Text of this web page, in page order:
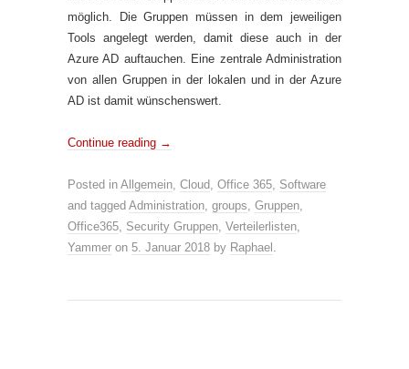
möglich. Die Gruppen müssen in dem jeweiligen
Tools angelegt werden, damit diese auch in der
Azure AD auftauchen. Eine zentrale Administration
von allen Gruppen in der lokalen und in der Azure
AD ist damit wünschenswert.
Continue reading →
Posted in Allgemein, Cloud, Office 365, Software
and tagged Administration, groups, Gruppen,
Office365, Security Gruppen, Verteilerlisten,
Yammer on 5. Januar 2018 by Raphael .